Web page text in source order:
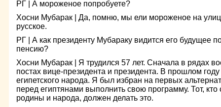
РГ | А мороженое попробуете?
Хосни Мубарак | Да, помню, мы ели мороженое на
русское.
РГ | А как президенту Мубараку видится его будущее
пенсию?
Хосни Мубарак | Я трудился 57 лет. Сначала в рядах
постах вице-президента и президента. В прошлом
египетского народа. Я был избран на первых
перед египтянами выполнить свою программу. Тот, кто
родины и народа, должен делать это.